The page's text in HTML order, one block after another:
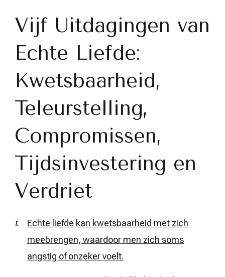
Vijf Uitdagingen van
Echte Liefde:
Kwetsbaarheid,
Teleurstelling,
Compromissen,
Tijdsinvestering en
Verdriet
Echte liefde kan kwetsbaarheid met zich
meebrengen, waardoor men zich soms
angstig of onzeker voelt.